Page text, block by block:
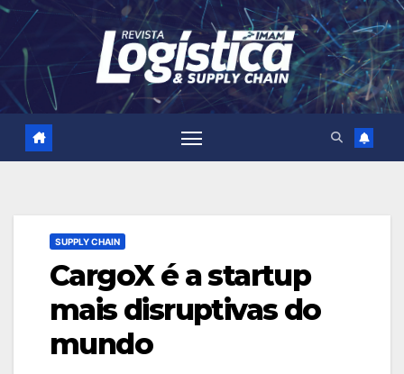
Skip
content
SUPPLY CHAIN
CargoX é a startup
mais disruptivas do
mundo